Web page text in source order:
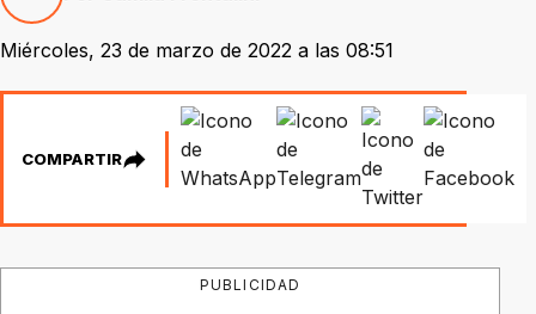
Miércoles, 23 de marzo de 2022 a las 08:51
COMPARTIR
PUBLICIDAD